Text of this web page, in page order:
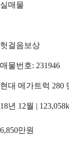
실매물
헛걸음보상
매물번호: 231946
현대 메가트럭 280
18년 12월 |
6,850만원